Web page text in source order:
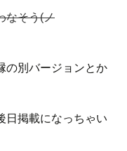
なそう(ノ
の別バージョンとか
日掲載になっちゃい